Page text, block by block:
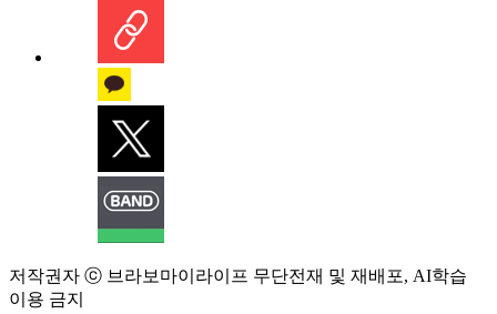
저작권자 ⓒ 브라보마이라이프 무단전재 및 재배포, AI학습
이용 금지